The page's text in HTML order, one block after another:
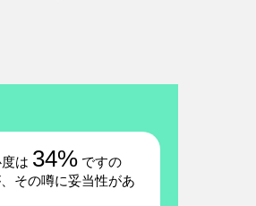
は 34% ですの
その噂に妥当性があ